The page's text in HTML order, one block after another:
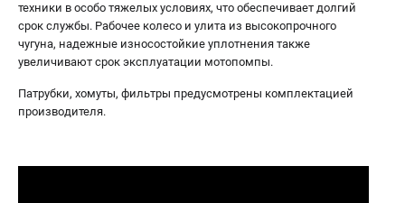
техники в особо тяжелых условиях, что обеспечивает долгий
срок службы. Рабочее колесо и улита из высокопрочного
чугуна, надежные износостойкие уплотнения также
увеличивают срок эксплуатации мотопомпы.
Патрубки, хомуты, фильтры предусмотрены комплектацией
производителя.